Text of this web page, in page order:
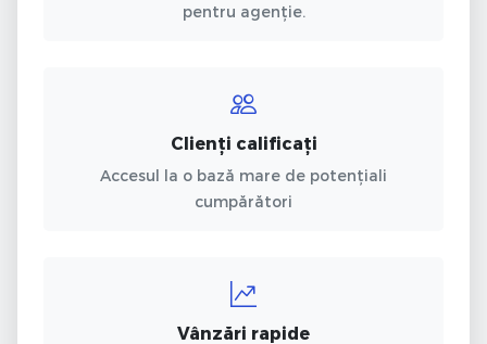
pentru agenție.
Clienți calificați
Accesul la o bază mare de potențiali
cumpărători
Vânzări rapide